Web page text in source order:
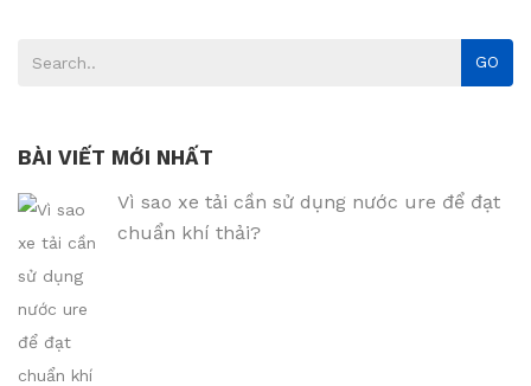
GO
BÀI VIẾT MỚI NHẤT
Vì sao xe tải cần sử dụng nước ure để đạt
chuẩn khí thải?